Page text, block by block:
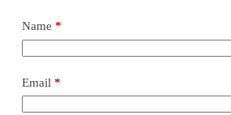
Name *
Email *